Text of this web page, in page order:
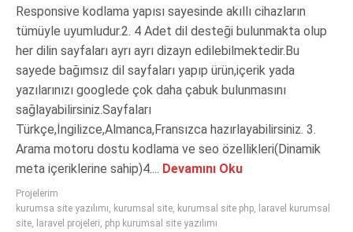
Responsive kodlama yapısı sayesinde akıllı cihazların
tümüyle uyumludur.2. 4 Adet dil desteği bulunmakta olup
her dilin sayfaları ayrı ayrı dizayn edilebilmektedir.Bu
sayede bağımsız dil sayfaları yapıp ürün,içerik yada
yazılarınızı googlede çok daha çabuk bulunmasını
sağlayabilirsiniz.Sayfaları
Türkçe,İngilizce,Almanca,Fransızca hazırlayabilirsiniz. 3.
Arama motoru dostu kodlama ve seo özellikleri(Dinamik
meta içeriklerine sahip)4.... Devamını Oku
Projelerim
kurumsa site yazılımı, kurumsal site, kurumsal site php, laravel kurumsal
site, laravel projeleri, php kurumsal site yazılımı